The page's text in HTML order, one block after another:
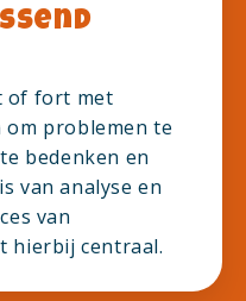
of fort met
problemen te
bedenken en
van analyse en
van
hierbij centraal.